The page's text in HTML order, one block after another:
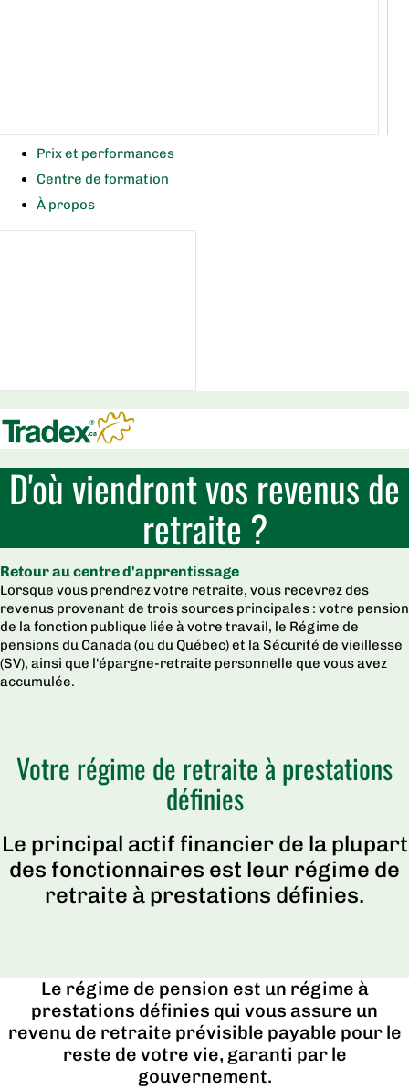
Prix et performances
Centre de formation
À propos
D'où viendront vos revenus de
retraite ?
Retour au centre d'apprentissage
Lorsque vous prendrez votre retraite, vous recevrez des
revenus provenant de trois sources principales : votre pension
de la fonction publique liée à votre travail, le Régime de
pensions du Canada (ou du Québec) et la Sécurité de vieillesse
(SV), ainsi que l'épargne-retraite personnelle que vous avez
accumulée.
Votre régime de retraite à prestations
définies
Le principal actif financier de la plupart
des fonctionnaires est leur régime de
retraite à prestations définies.
Le régime de pension est un régime à
prestations définies qui vous assure un
revenu de retraite prévisible payable pour le
reste de votre vie, garanti par le
gouvernement.